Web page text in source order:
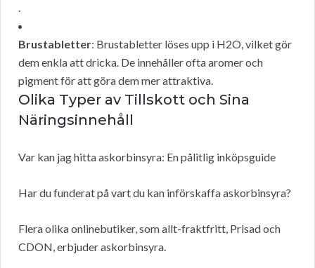
.
Brustabletter: Brustabletter löses upp i H2O, vilket gör
dem enkla att dricka. De innehåller ofta aromer och
pigment för att göra dem mer attraktiva.
Olika Typer av Tillskott och Sina
Näringsinnehåll
Var kan jag hitta askorbinsyra: En pålitlig inköpsguide
Har du funderat på vart du kan införskaffa askorbinsyra?
Flera olika onlinebutiker, som allt-fraktfritt, Prisad och
CDON, erbjuder askorbinsyra.